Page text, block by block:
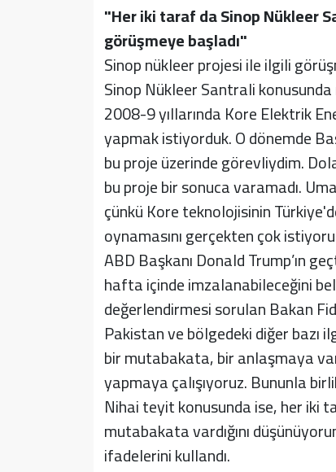
"Her iki taraf da Sinop Nükleer
görüşmeye başladı"
Sinop nükleer projesi ile ilgili
Sinop Nükleer Santrali
2008-9 yıllarında Kore Elektrik
yapmak istiyorduk. O dönemde
bu proje üzerinde görevliydim.
bu proje bir sonuca varamadı.
çünkü Kore teknolojisinin
oynamasını gerçekten çok
ABD Başkanı Donald Trump’ın
hafta içinde imzalanabileceğini
değerlendirmesi sorulan Bakan
Pakistan ve bölgedeki diğer bazı
bir mutabakata, bir anlaşmaya
yapmaya çalışıyoruz. Bununla
Nihai teyit konusunda ise, her iki
mutabakata vardığını
ifadelerini kullandı.